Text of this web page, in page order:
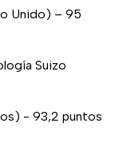
Unido) – 95
Suizo
- 93,2 puntos